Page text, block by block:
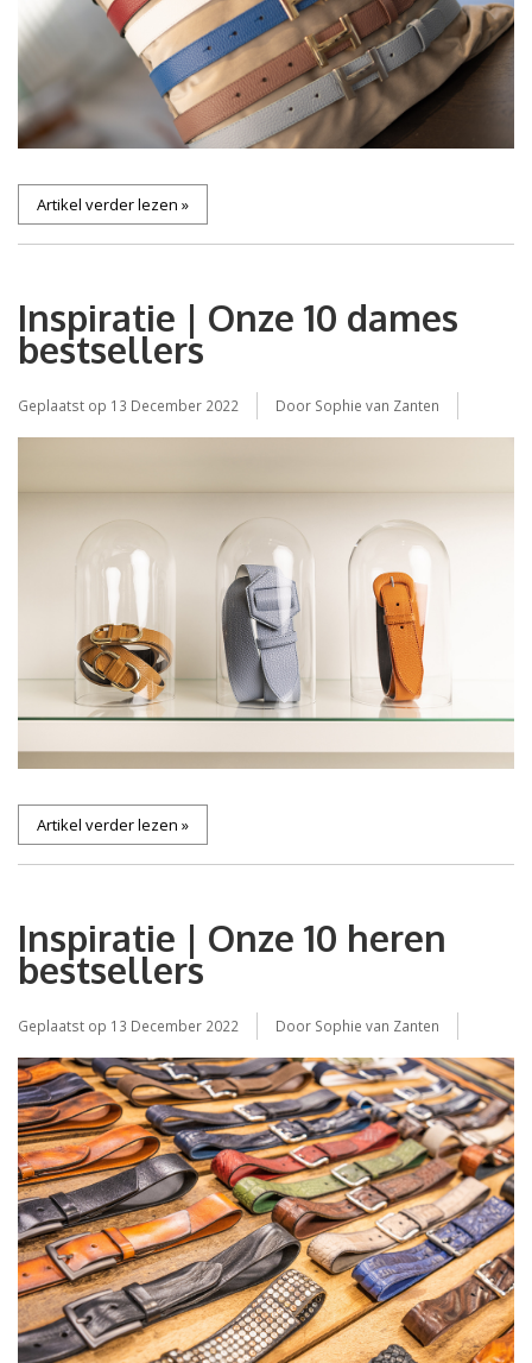
Artikel verder lezen »
Inspiratie | Onze 10 dames
bestsellers
Geplaatst op 13 December 2022 Door Sophie van Zanten
Artikel verder lezen »
Inspiratie | Onze 10 heren
bestsellers
Geplaatst op 13 December 2022 Door Sophie van Zanten